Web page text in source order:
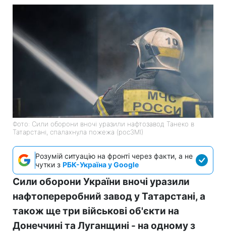
Фото: Сили оборони вночі уразили нафтозавод Танеко в
Татарстані, спалахнула пожежа (росЗМІ)
Розумій ситуацію на фронті через факти, а не
чутки з РБК-Україна у Google
Сили оборони України вночі уразили
нафтопереробний завод у Татарстані, а
також ще три військові об'єкти на
Донеччині та Луганщині - на одному з